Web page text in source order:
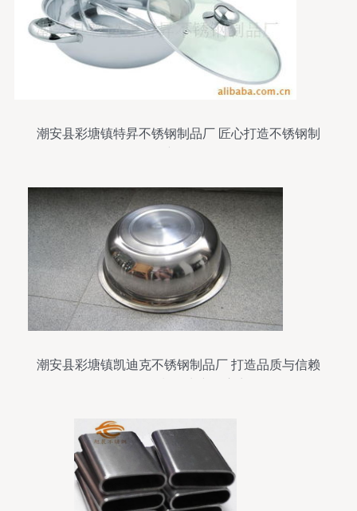
潮安县彩塘镇特昇不锈钢制品厂 匠心打造不锈钢制
潮安县彩塘镇凯迪克不锈钢制品厂 打造品质与信赖